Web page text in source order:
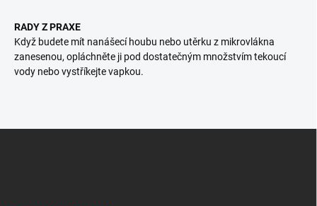
RADY Z PRAXE
Když budete mít nanášecí houbu nebo utěrku z mikrovlákna
zanesenou, opláchněte ji pod dostatečným množstvím tekoucí
vody nebo vystříkejte vapkou.